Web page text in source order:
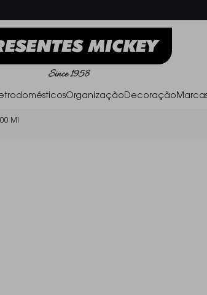
OrganizaçãoDecoração
Ml